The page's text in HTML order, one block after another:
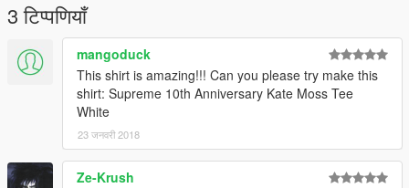
3 टिप्पणियाँ
mangoduck
This shirt is amazing!!! Can you please try make this
shirt: Supreme 10th Anniversary Kate Moss Tee
White
23 जनवरी 2018
Ze-Krush